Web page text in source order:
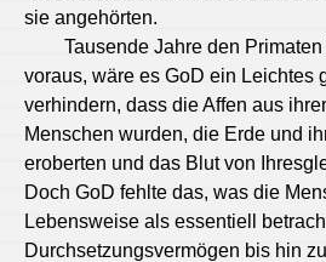
sie angehörten.
Tausende Jahre den
voraus, wäre es GoD ein Leichtes
verhindern, dass die Affen aus
Menschen wurden, die Erde und
eroberten und das Blut von
Doch GoD fehlte das, was die
Lebensweise als essentiell
Durchsetzungsvermögen bis hin